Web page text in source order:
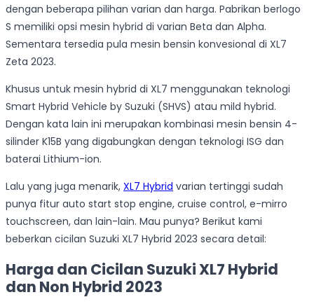
dengan beberapa pilihan varian dan harga. Pabrikan berlogo
S memiliki opsi mesin hybrid di varian Beta dan Alpha.
Sementara tersedia pula mesin bensin konvesional di XL7
Zeta 2023.
Khusus untuk mesin hybrid di XL7 menggunakan teknologi
Smart Hybrid Vehicle by Suzuki (SHVS) atau mild hybrid.
Dengan kata lain ini merupakan kombinasi mesin bensin 4-
silinder K15B yang digabungkan dengan teknologi ISG dan
baterai Lithium-ion.
Lalu yang juga menarik, XL7 Hybrid varian tertinggi sudah
punya fitur auto start stop engine, cruise control, e-mirro
touchscreen, dan lain-lain. Mau punya? Berikut kami
beberkan cicilan Suzuki XL7 Hybrid 2023 secara detail:
Harga dan Cicilan Suzuki XL7 Hybrid
dan Non Hybrid 2023